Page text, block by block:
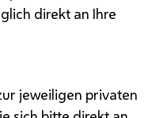
direkt an Ihre
jeweiligen privaten